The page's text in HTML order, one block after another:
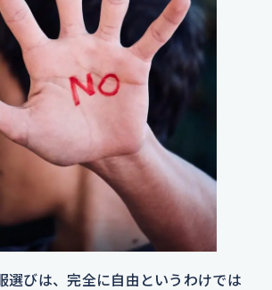
選びは、完全に自由というわけでは